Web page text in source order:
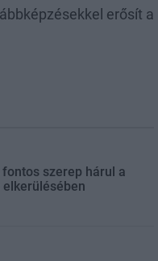
erősít a
szerep hárul a